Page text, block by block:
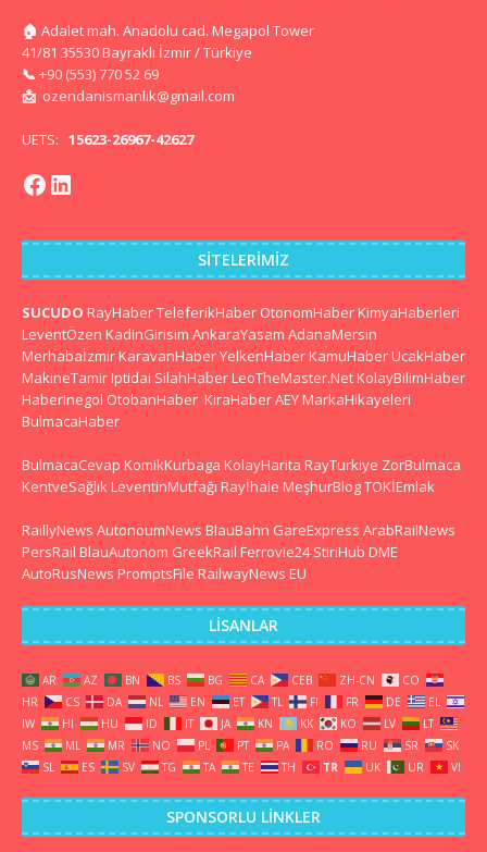
🏠 Adalet mah. Anadolu cad. Megapol Tower
41/81 35530 Bayraklı İzmir / Türkiye
📞 +90 (553) 770 52 69
📩 ozendanismanlik@gmail.com
UETS: 15623-26967-42627
SITELERIMIZ
SUCUDO RayHaberTeleferikHaber OtonomHaber KimyaHaberleri
LeventÖzen KadinGirisim AnkaraYasam AdanaMersin
Merhabaİzmir KaravanHaberYelkenHaber KamuHaber UcakHaber
MakineTamir Iptidai SilahHaber LeoTheMaster.Net KolayBilimHaber
HaberInegol OtobanHaber KiraHaberAEY MarkaHikayeleri
BulmacaHaber
BulmacaCevap KomikKurbaga KolayHarita RayTurkiye ZorBulmaca
KentveSağlık LeventinMutfağı Rayİhale MeşhurBlogTOKİEmlak
RaillyNews AutonoumNews BlauBahn GareExpress ArabRailNews
PersRail BlauAutonom GreekRail Ferrovie24 StiriHub DME
AutoRusNews PromptsFile RailwayNews EU
LISANLAR
AR AZ BN BS BG CA CEB ZH-CN
CO
HR
CS DA NL EN ET TL FI FR DE
EL
IW
HI HU ID IT JA KN KK KO LV
LT
MS
ML MR NO PL PT PA RO RU SR
SK
SL
ES SV TG TA TE TH TR UK UR VI
SPONSORLU LINKLER